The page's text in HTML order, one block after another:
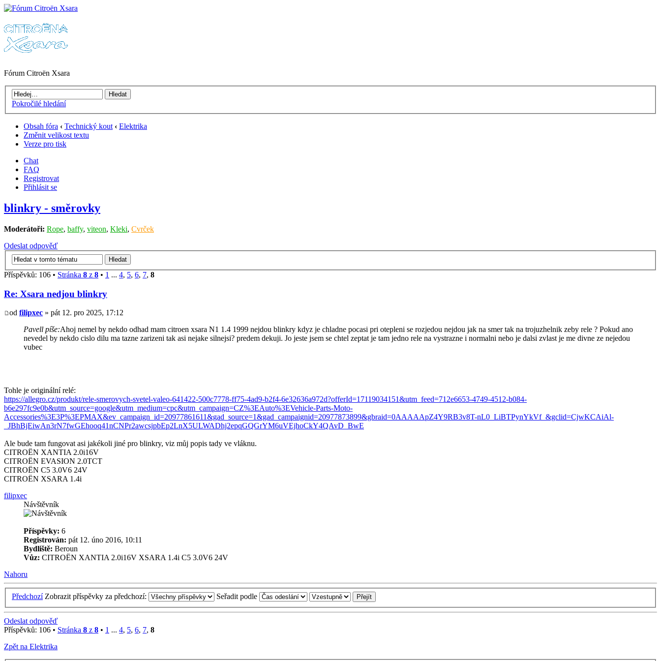
Fórum Citroën Xsara
Pokročilé hledání
Obsah fóra ‹ Technický kout ‹ Elektrika
Změnit velikost textu
Verze pro tisk
Chat
FAQ
Registrovat
Přihlásit se
blinkry - směrovky
Moderátoři: Rope, baffy, viteon, Kleki, Cvrček
Odeslat odpověď
Příspěvků: 106 • Stránka 8 z 8 • 1 ... 4, 5, 6, 7, 8
Re: Xsara nedjou blinkry
od filipxec » pát 12. pro 2025, 17:12
Pavell píše:Ahoj nemel by nekdo odhad mam citroen xsara N1 1.4 1999 nejdou blinkry kdyz je chladne pocasi pri otepleni se rozjedou nejdou jak na smer tak na trojuzhelnik zeby rele ? Pokud ano
nevedel by nekdo cislo dilu ma tazne zarizeni tak asi nejake silnejsi? predem dekuji. Jo jeste jsem se chtel zeptat je tam jedno rele na vystrazne i normalni nebo je dalsi zvlast je me divne ze nejedou
vubec
Tohle je originální relé:
https://allegro.cz/produkt/rele-smerovych-svetel-valeo-641422-500c7778-ff75-4ad9-b2f4-6e32636a972d?offerId=17119034151&utm_feed=712e6653-4749-4512-b084-
b6e297fc9e0b&utm_source=google&utm_medium=cpc&utm_campaign=CZ%3EAuto%3EVehicle-Parts-Moto-
Accessories%3E3P%3EPMAX&ev_campaign_id=20977861611&gad_source=1&gad_campaignid=20977873899&gbraid=0AAAAApZ4Y9RB3v8T-nL0_LiBTPynYkVf_&gclid=CjwKCAiAl-
_JBhBjEiwAn3rN7fwGEhooq41nCNPr2awcsjpbEp2LnX5ULWADhj2epqGQGrYM6uVEjhoCkY4QAvD_BwE
Ale bude tam fungovat asi jakékoli jiné pro blinkry, viz můj popis tady ve vláknu.
CITROËN XANTIA 2.0i16V
CITROËN EVASION 2.0TCT
CITROËN C5 3.0V6 24V
CITROËN XSARA 1.4i
filipxec
Návštěvník
Příspěvky: 6
Registrován: pát 12. úno 2016, 10:11
Bydliště: Beroun
Vůz: CITROËN XANTIA 2.0i16V XSARA 1.4i C5 3.0V6 24V
Nahoru
Předchozí Zobrazit příspěvky za předchozí: Seřadit podle
Odeslat odpověď
Příspěvků: 106 • Stránka 8 z 8 • 1 ... 4, 5, 6, 7, 8
Zpět na Elektrika